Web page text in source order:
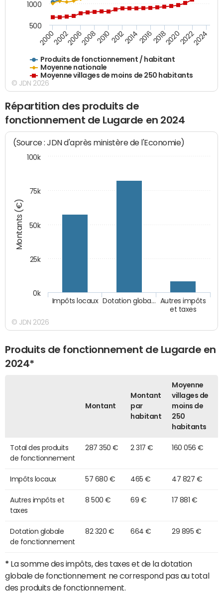
Produits de fonctionnement / habitant
Moyenne nationale
Moyenne villages de moins de 250 habitants
200020022006200820102012201420162018202020222024
500
1000
© JDN 2026
Répartition des produits de
fonctionnement de Lugarde en 2024
Montants (€)
(Source : JDN d'après ministère de l'Economie)
Autres impôts
et taxes
Dotation globa…
Impôts locaux
0k
100k
25k
50k
75k
© JDN 2026
Produits de fonctionnement de Lugarde en
2024*
Montant
Montant
par
habitant
Moyenne
villages de
moins de
250
habitants
Total des produits
de fonctionnement
287 350 € 2 317 € 160 056 €
Impôts locaux 57 680 € 465 € 47 827 €
Autres impôts et
taxes
8 500 € 69 € 17 881 €
Dotation globale
de fonctionnement
82 320 € 664 € 29 895 €
* La somme des impôts, des taxes et de la dotation
globale de fonctionnement ne correspond pas au total
des produits de fonctionnement.